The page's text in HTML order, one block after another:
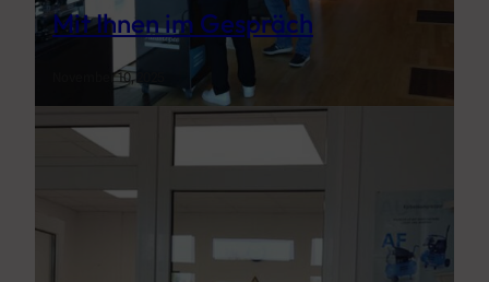
Mit Ihnen im Gespräch
November 10, 2025